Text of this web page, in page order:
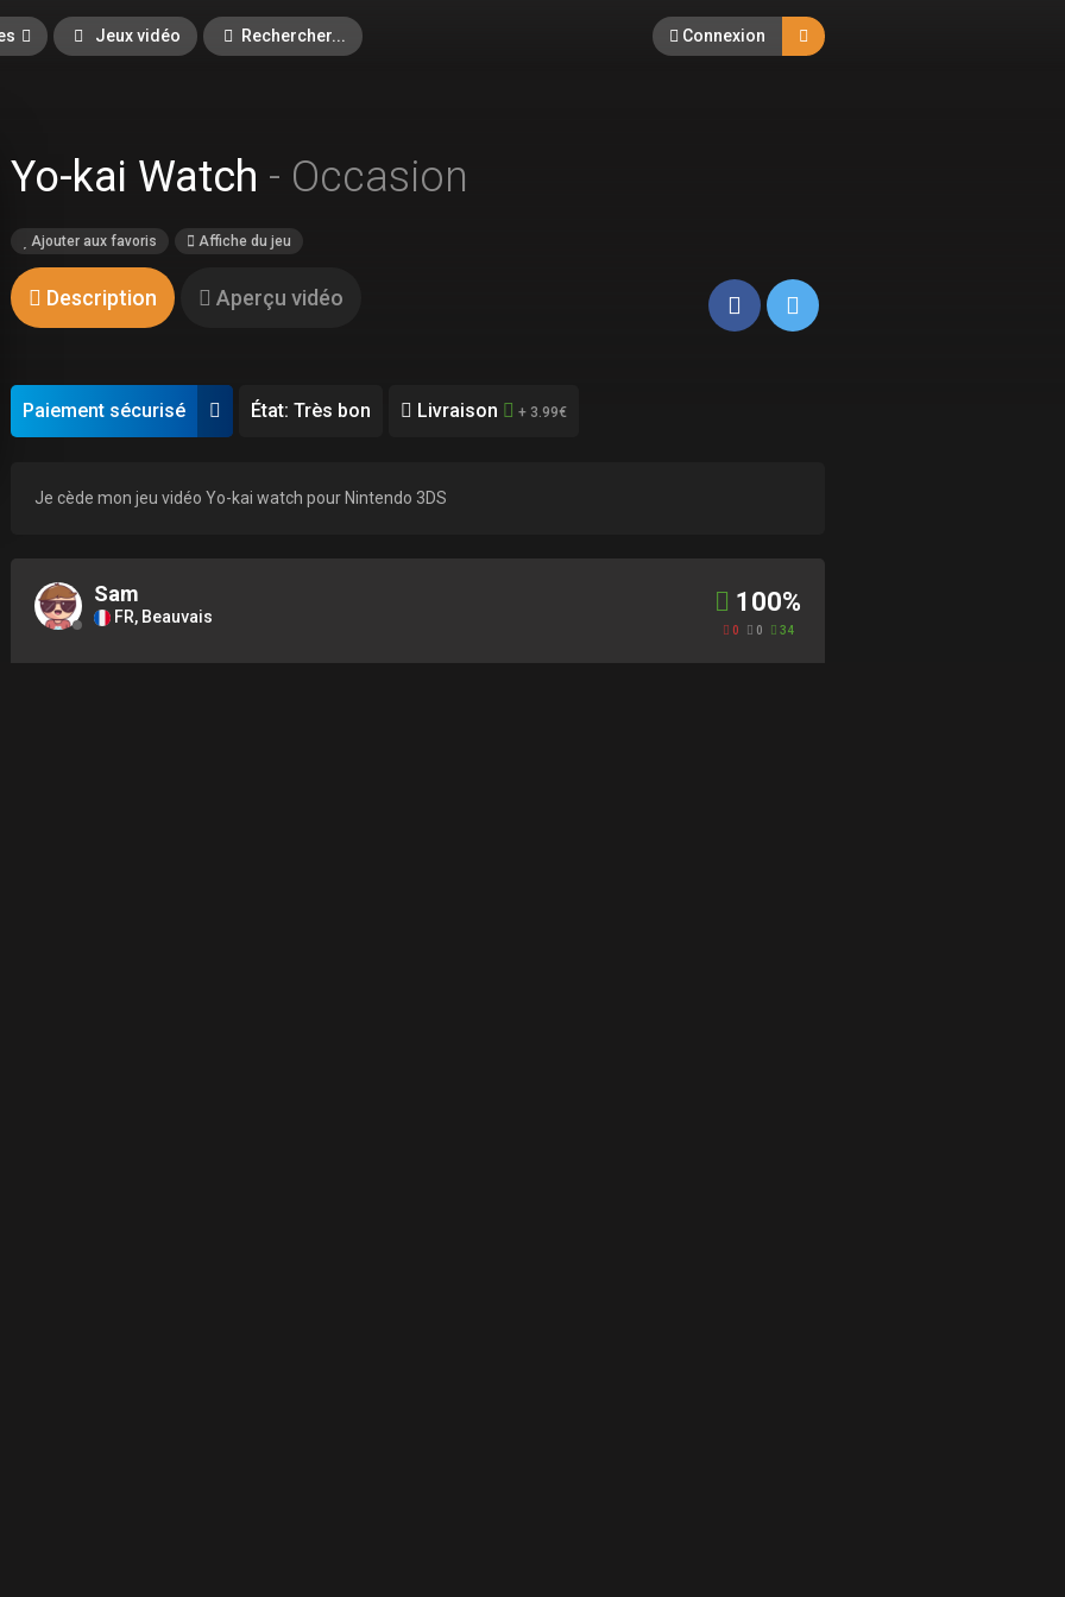
Jeux vidéo Rechercher... Connexion
Yo-kai Watch - Occasion
Ajouter aux favoris Affiche du jeu
Description Aperçu vidéo
Paiement sécurisé État: Très bon Livraison + 3.99€
Je cède mon jeu vidéo Yo-kai watch pour Nintendo 3DS
Sam
FR, Beauvais 100%
0 0 34